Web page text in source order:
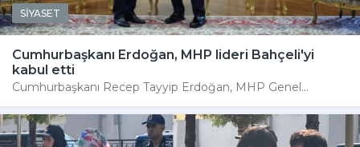
SİYASET
Cumhurbaşkanı Erdoğan, MHP lideri Bahçeli'yi
kabul etti
Cumhurbaşkanı Recep Tayyip Erdoğan, MHP Genel...